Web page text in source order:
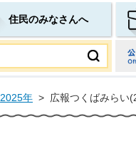
住民のみなさんへ
2025年 > 広報つくばみらい